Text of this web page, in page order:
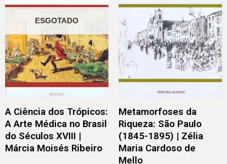
ESGOTADO
A Ciência dos Trópicos:
A Arte Médica no Brasil
do Séculos XVIII |
Márcia Moisés Ribeiro
Metamorfoses da
Riqueza: São Paulo
(1845-1895) | Zélia
Maria Cardoso de
Mello